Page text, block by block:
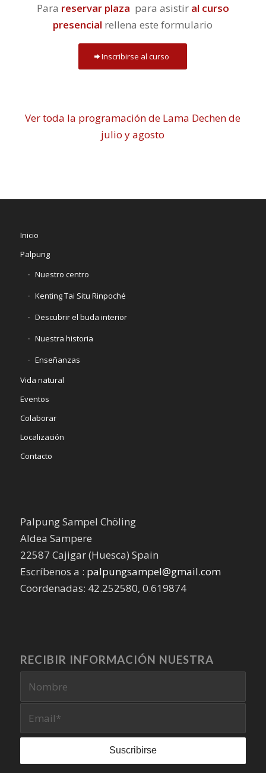
Para reservar plaza para asistir al curso
presencial rellena este formulario
Inscribirse al curso
Ver toda la programación de Lama Dechen de
julio y agosto
Inicio
Palpung
Nuestro centro
Kenting Tai Situ Rinpoché
Descubrir el buda interior
Nuestra historia
Enseñanzas
Vida natural
Eventos
Colaborar
Localización
Contacto
Palpung Sampel Chöling
Aldea Sampere
22587 Cajigar (Huesca) Spain
Escríbenos a : palpungsampel@gmail.com
Coordenadas: 42.252580, 0.619874
RECIBIR INFORMACIÓN NUESTRA